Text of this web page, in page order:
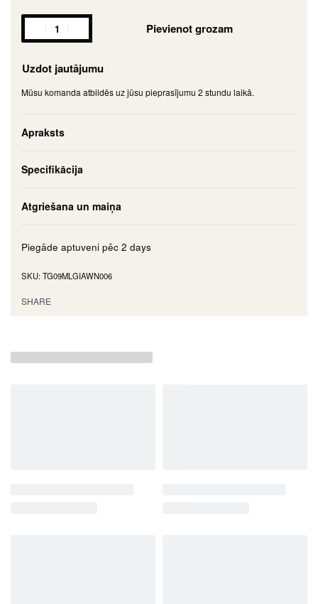
Pievienot grozam
Uzdot jautājumu
Mūsu komanda atbildēs uz jūsu pieprasījumu 2 stundu laikā.
Apraksts
Specifikācija
Atgriešana un maiņa
Piegāde aptuveni pēc 2 days
TG09MLGIAWN006
SHARE